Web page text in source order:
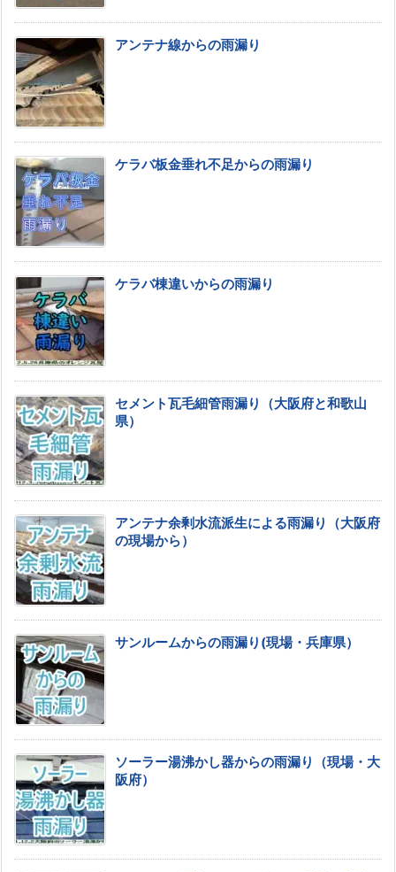
アンテナ線からの雨漏り
ケラバ板金垂れ不足からの雨漏り
ケラバ棟違いからの雨漏り
セメント瓦毛細管雨漏り（大阪府と和歌山
県）
アンテナ余剰水流派生による雨漏り（大阪府
の現場から）
サンルームからの雨漏り(現場・兵庫県）
ソーラー湯沸かし器からの雨漏り（現場・大
阪府）